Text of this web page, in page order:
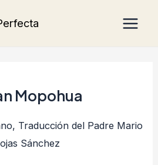
Mopohua
Traducción del Padre Mario
Sánchez